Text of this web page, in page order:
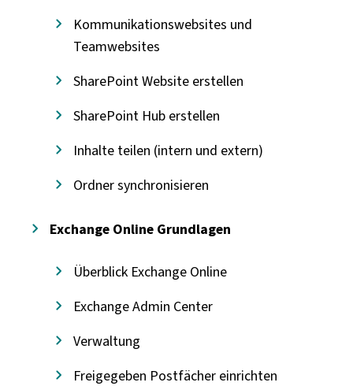
Kommunikationswebsites und
Teamwebsites
SharePoint Website erstellen
SharePoint Hub erstellen
Inhalte teilen (intern und extern)
Ordner synchronisieren
Exchange Online Grundlagen
Überblick Exchange Online
Exchange Admin Center
Verwaltung
Freigegeben Postfächer einrichten